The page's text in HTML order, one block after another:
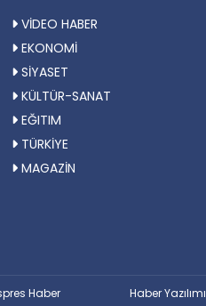
VİDEO HABER
EKONOMİ
SİYASET
KÜLTÜR-SANAT
EĞITIM
TÜRKİYE
MAGAZİN
Haber Haber Yazılımı